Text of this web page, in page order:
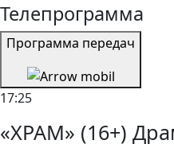
Телепрограмма
Программа передач
17:25
«ХРАМ» (16+)